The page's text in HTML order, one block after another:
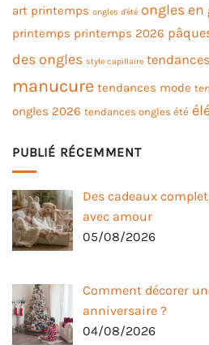
art printemps ongles d'été ongles en
printemps printemps 2026
des ongles style capillaire
manucure tendances mode
ongles 2026 tendances ongles été
PUBLIÉ RÉCEMMENT
Des cadeaux
avec amour
05/08/2026
Comment décorer
anniversaire ?
04/08/2026